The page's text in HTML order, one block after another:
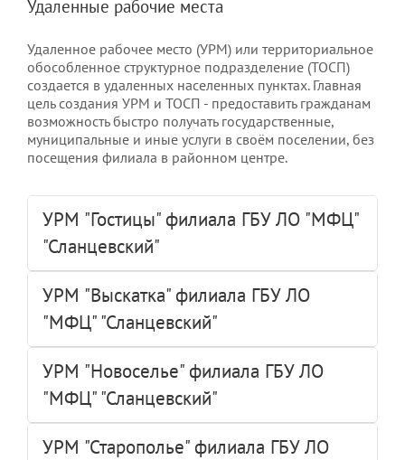
Удаленные рабочие места
Удаленное рабочее место (УРМ) или территориальное
обособленное структурное подразделение (ТОСП)
создается в удаленных населенных пунктах. Главная
цель создания УРМ и ТОСП - предоставить гражданам
возможность быстро получать государственные,
муниципальные и иные услуги в своём поселении, без
посещения филиала в районном центре.
УРМ "Гостицы" филиала ГБУ ЛО "МФЦ"
"Сланцевский"
УРМ "Выскатка" филиала ГБУ ЛО
"МФЦ" "Сланцевский"
УРМ "Новоселье" филиала ГБУ ЛО
"МФЦ" "Сланцевский"
УРМ "Старополье" филиала ГБУ ЛО